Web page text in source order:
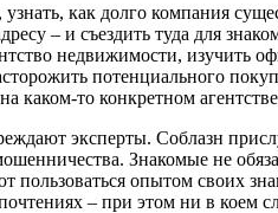
как долго компания
– и съездить туда для
недвижимости, изучить
потенциального
каком-то конкретном
эксперты. Соблазн
Знакомые не
опытом своих
– при этом ни в коем